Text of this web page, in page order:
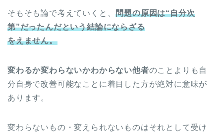
そもそも論で考えていくと、問題の原因は“自分次
第”だったんだという結論にならざる
をえません。
変わるか変わらないかわからない他者のことよりも自
分自身で改善可能なことに着目した方が絶対に意味が
あります。
変わらないもの・変えられないものはそれとして受け